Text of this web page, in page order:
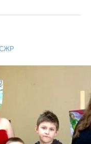
СЖР